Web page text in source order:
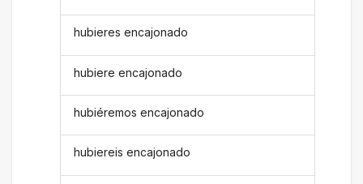
hubieres encajonado
hubiere encajonado
hubiéremos encajonado
hubiereis encajonado